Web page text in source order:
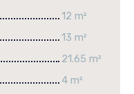
12 m²
13 m²
21.65 m²
4 m²